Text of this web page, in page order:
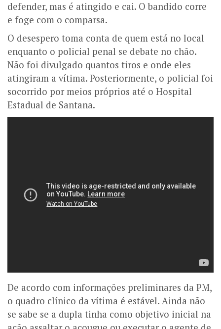
defender, mas é atingido e cai. O bandido corre
e foge com o comparsa.
O desespero toma conta de quem está no local
enquanto o policial penal se debate no chão.
Não foi divulgado quantos tiros e onde eles
atingiram a vítima. Posteriormente, o policial foi
socorrido por meios próprios até o Hospital
Estadual de Santana.
De acordo com informações preliminares da PM,
o quadro clínico da vítima é estável. Ainda não
se sabe se a dupla tinha como objetivo inicial na